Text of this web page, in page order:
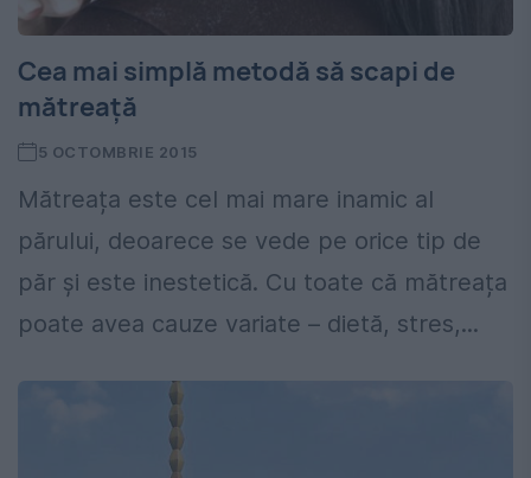
Cea mai simplă metodă să scapi de
mătreață
5 OCTOMBRIE 2015
Mătreața este cel mai mare inamic al
părului, deoarece se vede pe orice tip de
păr și este inestetică. Cu toate că mătreața
poate avea cauze variate – dietă, stres,...